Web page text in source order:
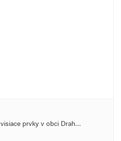
prvky v obci Drah…